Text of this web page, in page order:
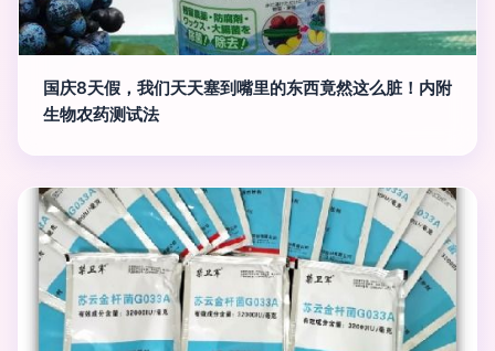
国庆8天假，我们天天塞到嘴里的东西竟然这么脏！内附
生物农药测试法